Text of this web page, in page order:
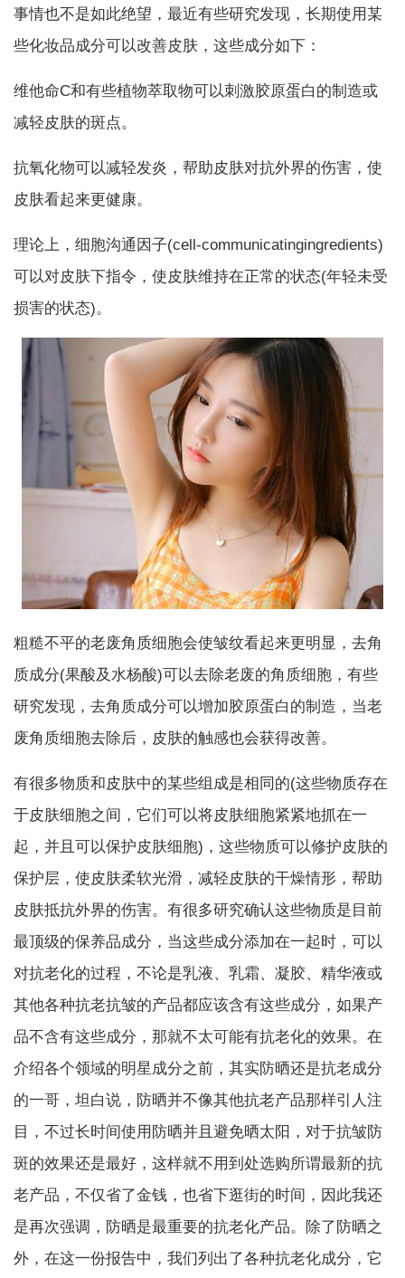
事情也不是如此绝望，最近有些研究发现，长期使用某
些化妆品成分可以改善皮肤，这些成分如下：
维他命C和有些植物萃取物可以刺激胶原蛋白的制造或
减轻皮肤的斑点。
抗氧化物可以减轻发炎，帮助皮肤对抗外界的伤害，使
皮肤看起来更健康。
理论上，细胞沟通因子(cell-communicatingingredients)
可以对皮肤下指令，使皮肤维持在正常的状态(年轻未受
损害的状态)。
粗糙不平的老废角质细胞会使皱纹看起来更明显，去角
质成分(果酸及水杨酸)可以去除老废的角质细胞，有些
研究发现，去角质成分可以增加胶原蛋白的制造，当老
废角质细胞去除后，皮肤的触感也会获得改善。
有很多物质和皮肤中的某些组成是相同的(这些物质存在
于皮肤细胞之间，它们可以将皮肤细胞紧紧地抓在一
起，并且可以保护皮肤细胞)，这些物质可以修护皮肤的
保护层，使皮肤柔软光滑，减轻皮肤的干燥情形，帮助
皮肤抵抗外界的伤害。有很多研究确认这些物质是目前
最顶级的保养品成分，当这些成分添加在一起时，可以
对抗老化的过程，不论是乳液、乳霜、凝胶、精华液或
其他各种抗老抗皱的产品都应该含有这些成分，如果产
品不含有这些成分，那就不太可能有抗老化的效果。在
介绍各个领域的明星成分之前，其实防晒还是抗老成分
的一哥，坦白说，防晒并不像其他抗老产品那样引人注
目，不过长时间使用防晒并且避免晒太阳，对于抗皱防
斑的效果还是最好，这样就不用到处选购所谓最新的抗
老产品，不仅省了金钱，也省下逛街的时间，因此我还
是再次强调，防晒是最重要的抗老化产品。除了防晒之
外，在这一份报告中，我们列出了各种抗老化成分，它